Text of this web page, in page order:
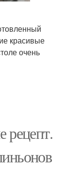
красивые
очень
рецепт.